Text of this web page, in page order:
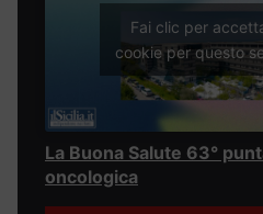
Fai clic per
cookie per questo
La Buona Salute 63°
oncologica